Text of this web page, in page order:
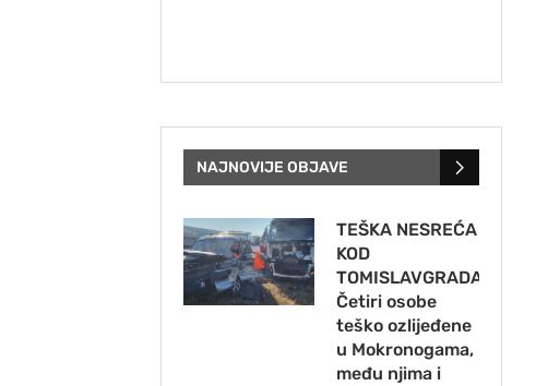
NAJNOVIJE OBJAVE
TEŠKA NESREĆA
KOD
TOMISLAVGRADA:
Četiri osobe
teško ozlijeđene
u Mokronogama,
među njima i